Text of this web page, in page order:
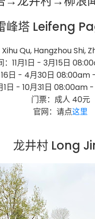
峰塔 Leifeng
Qu, Hangzhou Shi,
：11月1日 - 3月15日
日 - 4月30日
1日 - 10月31日 08:00am
门票：成人 40元
官网：请点这里
龙井村 Long